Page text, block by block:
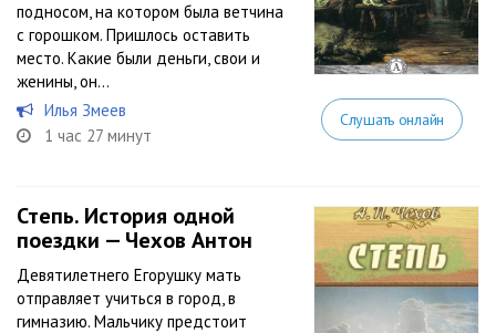
подносом, на котором была ветчина
с горошком. Пришлось оставить
место. Какие были деньги, свои и
женины, он...
Илья Змеев
1 час 27 минут
Слушать онлайн
Степь. История одной
поездки — Чехов Антон
Девятилетнего Егорушку мать
отправляет учиться в город, в
гимназию. Мальчику предстоит